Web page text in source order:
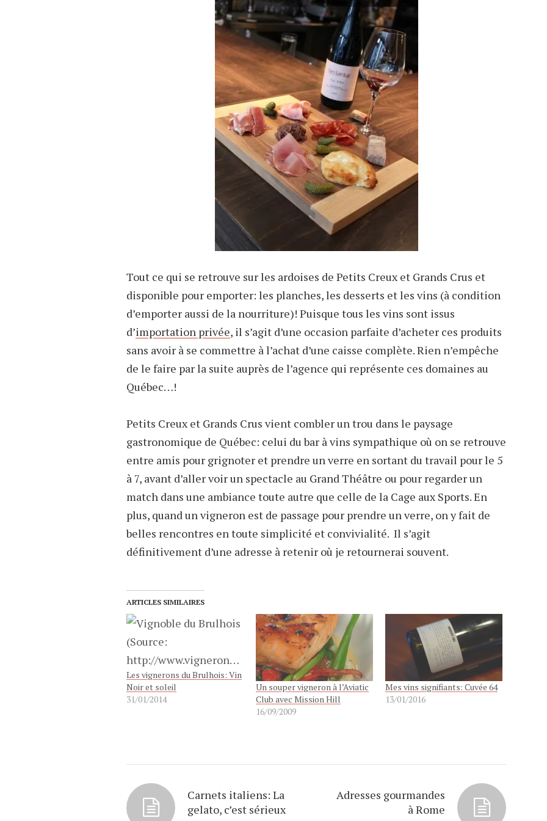
Tout ce qui se retrouve sur les ardoises de Petits Creux et Grands Crus et
disponible pour emporter: les planches, les desserts et les vins (à condition
d’emporter aussi de la nourriture)! Puisque tous les vins sont issus
d’importation privée, il s’agit d’une occasion parfaite d’acheter ces produits
sans avoir à se commettre à l’achat d’une caisse complète. Rien n’empêche
de le faire par la suite auprès de l’agence qui représente ces domaines au
Québec…!
Petits Creux et Grands Crus vient combler un trou dans le paysage
gastronomique de Québec: celui du bar à vins sympathique où on se retrouve
entre amis pour grignoter et prendre un verre en sortant du travail pour le 5
à 7, avant d’aller voir un spectacle au Grand Théâtre ou pour regarder un
match dans une ambiance toute autre que celle de la Cage aux Sports. En
plus, quand un vigneron est de passage pour prendre un verre, on y fait de
belles rencontres en toute simplicité et convivialité. Il s’agit
définitivement d’une adresse à retenir où je retournerai souvent.
ARTICLES SIMILAIRES
Les vignerons du Brulhois: Vin
Noir et soleil
31/01/2014
Un souper vigneron à l’Aviatic
Club avec Mission Hill
16/09/2009
Mes vins signifiants: Cuvée 64
13/01/2016
Carnets italiens: La
gelato, c’est sérieux
Adresses gourmandes
à Rome